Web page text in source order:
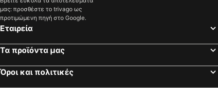
μας: προσθέστε το trivago ως
προτιμώμενη πηγή στο Google.
Εταιρεία
Τα προϊόντα μας
Όροι και πολιτικές